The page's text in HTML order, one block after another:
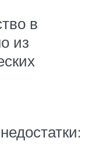
в
из